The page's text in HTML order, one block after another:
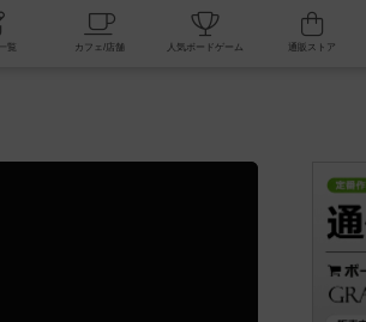
掲示板一覧 カフェ/店舗 人気ボードゲーム